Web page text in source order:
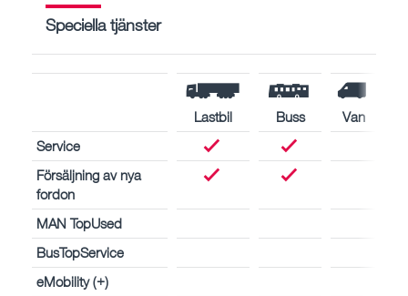
Speciella tjänster
Lastbil Buss
Van
Service
Försäljning av nya
fordon
MAN TopUsed
BusTopService
eMobility (+)